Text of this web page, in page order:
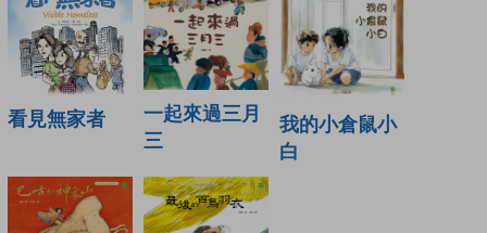
看見無家者
一起來過三月
三
我的小倉鼠小
白